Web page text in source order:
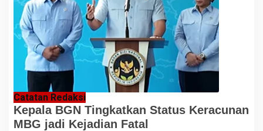
Catatan Redaksi
Kepala BGN Tingkatkan Status Keracunan
MBG jadi Kejadian Fatal